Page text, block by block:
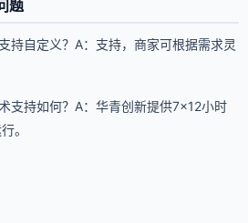
题
持自定义？A：支持，商家可根据需求灵
支持如何？A：华青创新提供7×12小时
。